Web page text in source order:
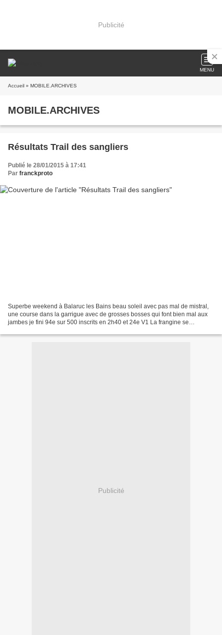
Publicité
MENU
Accueil » MOBILE.ARCHIVES
MOBILE.ARCHIVES
Résultats Trail des sangliers
Publié le 28/01/2015 à 17:41
Par franckproto
Superbe weekend à Balaruc les Bains beau soleil avec pas mal de mistral,
une course dans la garrigue avec de grosses bosses qui font bien mal aux
jambes je fini 94e sur 500 inscrits en 2h40 et 24e V1 La frangine se
Publicité